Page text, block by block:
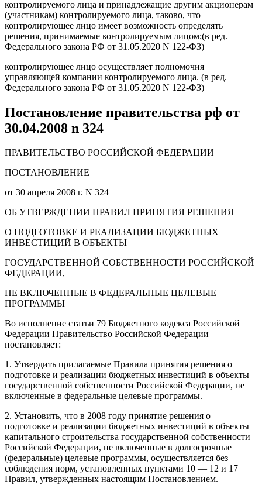
контролируемого лица и принадлежащие другим акционерам
(участникам) контролируемого лица, таково, что
контролирующее лицо имеет возможность определять
решения, принимаемые контролируемым лицом;(в ред.
Федерального закона РФ от 31.05.2020 N 122-ФЗ)
контролирующее лицо осуществляет полномочия
управляющей компании контролируемого лица. (в ред.
Федерального закона РФ от 31.05.2020 N 122-ФЗ)
Постановление правительства рф от
30.04.2008 n 324
ПРАВИТЕЛЬСТВО РОССИЙСКОЙ ФЕДЕРАЦИИ
ПОСТАНОВЛЕНИЕ
от 30 апреля 2008 г. N 324
ОБ УТВЕРЖДЕНИИ ПРАВИЛ ПРИНЯТИЯ РЕШЕНИЯ
О ПОДГОТОВКЕ И РЕАЛИЗАЦИИ БЮДЖЕТНЫХ
ИНВЕСТИЦИЙ В ОБЪЕКТЫ
ГОСУДАРСТВЕННОЙ СОБСТВЕННОСТИ РОССИЙСКОЙ
ФЕДЕРАЦИИ,
НЕ ВКЛЮЧЕННЫЕ В ФЕДЕРАЛЬНЫЕ ЦЕЛЕВЫЕ
ПРОГРАММЫ
Во исполнение статьи 79 Бюджетного кодекса Российской
Федерации Правительство Российской Федерации
постановляет:
1. Утвердить прилагаемые Правила принятия решения о
подготовке и реализации бюджетных инвестиций в объекты
государственной собственности Российской Федерации, не
включенные в федеральные целевые программы.
2. Установить, что в 2008 году принятие решения о
подготовке и реализации бюджетных инвестиций в объекты
капитального строительства государственной собственности
Российской Федерации, не включенные в долгосрочные
(федеральные) целевые программы, осуществляется без
соблюдения норм, установленных пунктами 10 — 12 и 17
Правил, утвержденных настоящим Постановлением.